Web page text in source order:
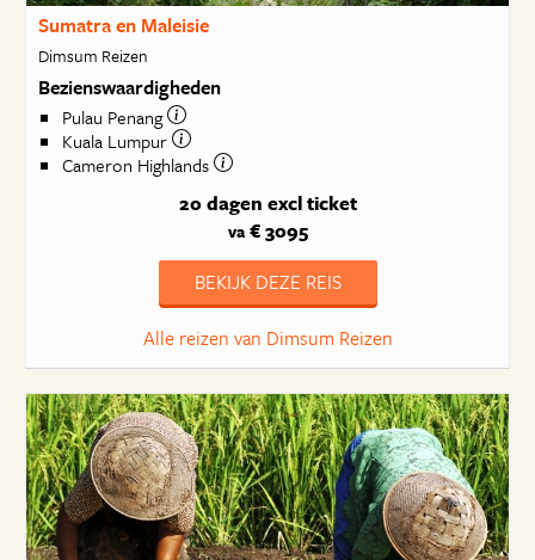
Sumatra en Maleisie
Dimsum Reizen
Bezienswaardigheden
Pulau Penang
Kuala Lumpur
Cameron Highlands
20 dagen excl ticket
va€ 3095
BEKIJK DEZE REIS
Alle reizen van Dimsum Reizen